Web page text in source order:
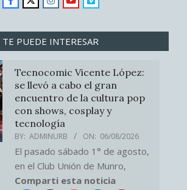
TE PUEDE INTERESAR
Tecnocomic Vicente López:
se llevó a cabo el gran
encuentro de la cultura pop
con shows, cosplay y
tecnología
BY: ADMINURB ON: 06/08/2026
El pasado sábado 1° de agosto,
en el Club Unión de Munro,
Comparti esta noticia